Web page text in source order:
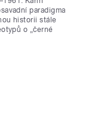
paradigma
historii stále
o „černé